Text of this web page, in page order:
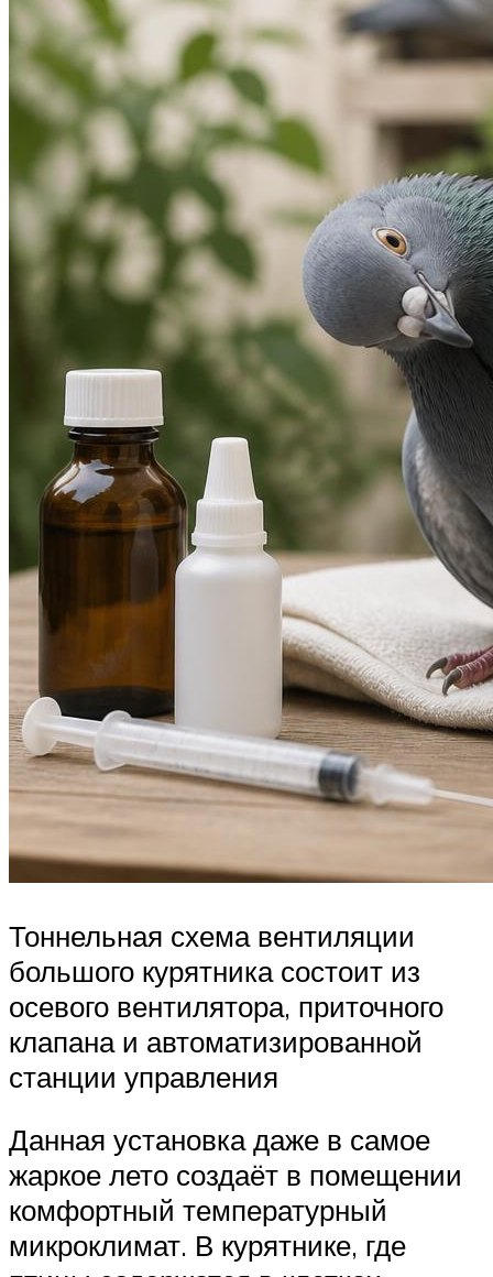
Тоннельная схема вентиляции
большого курятника состоит из
осевого вентилятора, приточного
клапана и автоматизированной
станции управления
Данная установка даже в самое
жаркое лето создаёт в помещении
комфортный температурный
микроклимат. В курятнике, где